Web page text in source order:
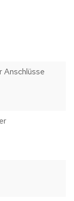
Anschlüsse